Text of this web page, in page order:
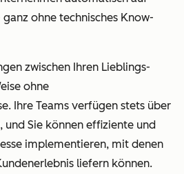
ohne technisches Know-
zwischen Ihren Lieblings-
ohne
Ihre Teams verfügen stets über
Sie können effiziente und
implementieren, mit denen
liefern können.